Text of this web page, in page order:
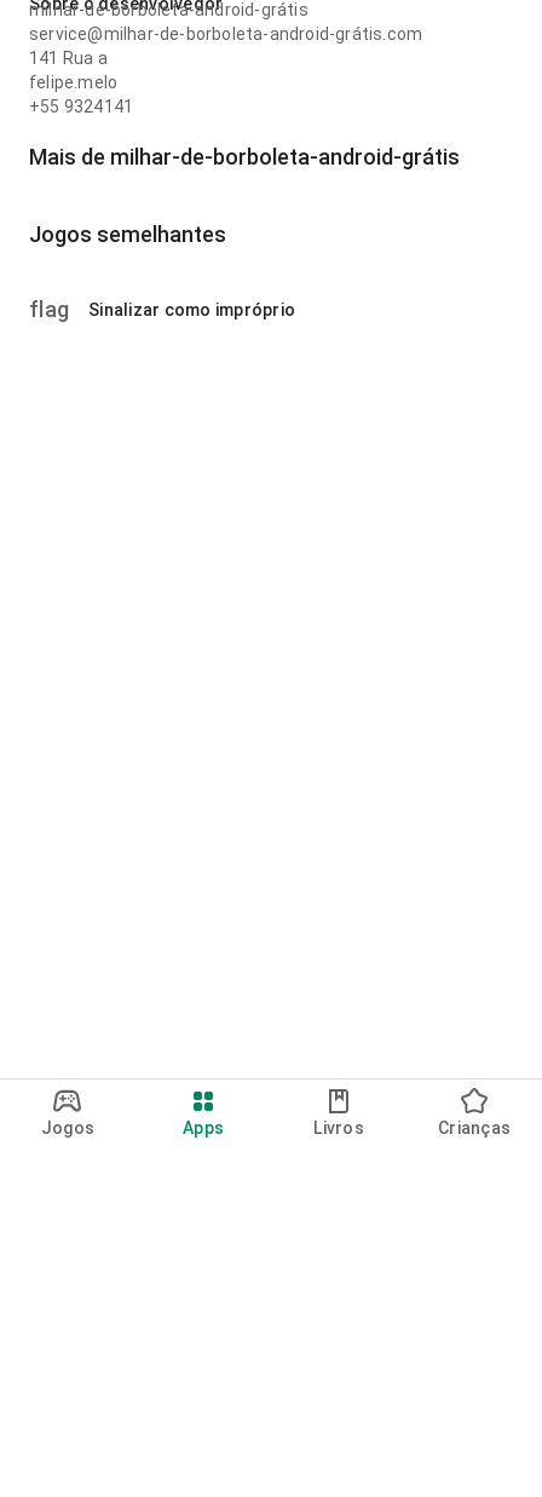
Jogos Apps Livros Crianças
milhar-de-borboleta-android-grátis
service@milhar-de-borboleta-android-grátis.com
141 Rua a
felipe.melo
+55 9324141
Mais de milhar-de-borboleta-android-grátis
Jogos semelhantes
flag Sinalizar como impróprio